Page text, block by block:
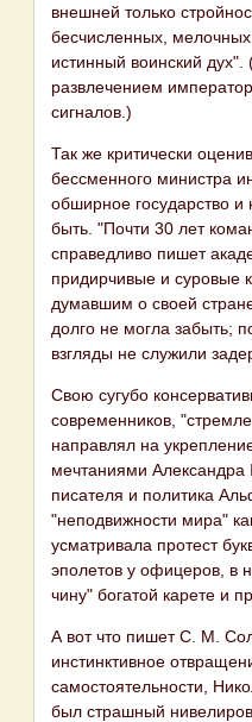
внешней только
бесчисленных,
истинный воинский
развлечением
сигналов.)
Так же критически
бессменного министра
обширное государство
быть. "Почти 30 лет
справедливо пишет
придирчивые и суровые
думавшим о своей
долго не могла забыть;
взгляды не служили
Свою сугубо
современников,
направлял на
мечтаниями
писателя и политика
"неподвижности мира"
усматривала протест
эполетов у офицеров, в
чину" богатой карете и
А вот что пишет С. М.
инстинктивное
самостоятельности,
был страшный